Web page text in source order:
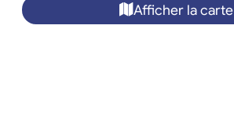
Afficher la carte